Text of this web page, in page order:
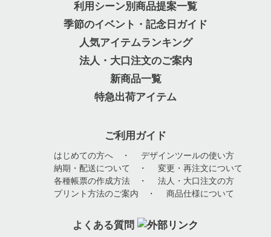
利用シーン別商品提案一覧
季節のイベント・記念日ガイド
人気アイテムランキング
法人・大口注文のご案内
新商品一覧
特急出荷アイテム
ご利用ガイド
はじめての方へ ・ デザインツールの使い方
納期・配送について
・ 変更・再注文について
各種帳票の作成方法 ・ 法人・大口注文の方
プリント方法のご案内 ・ 商品仕様について
よくある質問